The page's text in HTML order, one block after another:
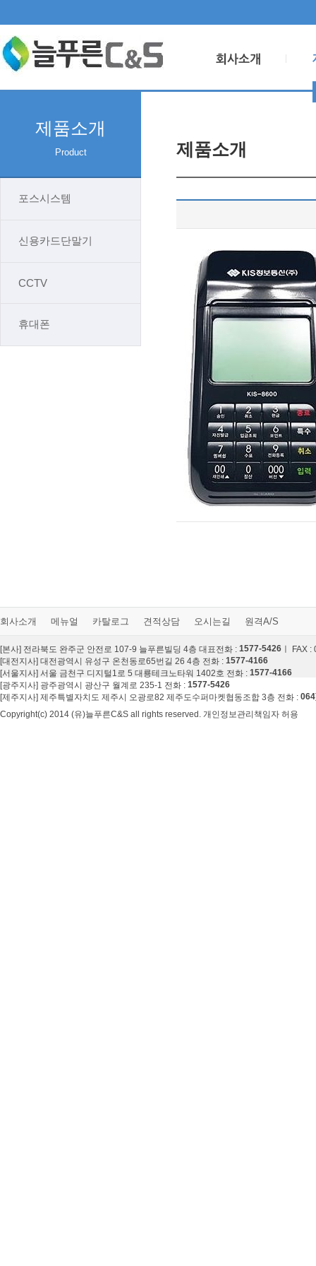
제품소개
Product
포스시스템
신용카드단말기
CCTV
휴대폰
제품소개
회사소개 메뉴얼 카탈로그 견적상담 오시는길 원격A/S
[본사] 전라북도 완주군 안전로 107-9 늘푸른빌딩 4층 대표전화 : 1577-5426 ㅣ FAX
[대전지사] 대전광역시 유성구 온천동로65번길 26 4층 전화 : 1577-4166
[서울지사] 서울 금천구 디지털1로 5 대룡테크노타워 1402호 전화 : 1577-4166
[광주지사] 광주광역시 광산구 월계로 235-1 전화 : 1577-5426
[제주지사] 제주특별자치도 제주시 오광로82 제주도수퍼마켓협동조합 3층 전화 :
Copyright(c) 2014 (유)늘푸른C&S all rights reserved. 개인정보관리책임자 허용